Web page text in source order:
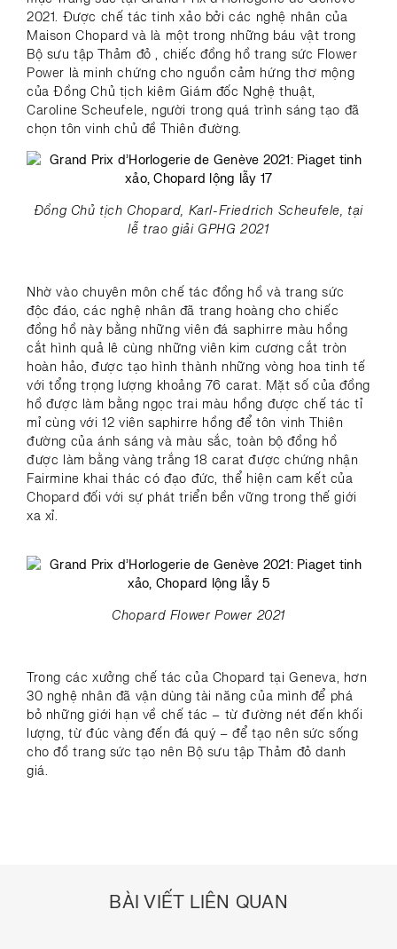
2021. Được chế tác tinh xảo bởi các nghệ nhân của
Maison Chopard và là một trong những báu vật trong
Bộ sưu tập Thảm đỏ , chiếc đồng hồ trang sức Flower
Power là minh chứng cho nguồn cảm hứng thơ mộng
của Đồng Chủ tịch kiêm Giám đốc Nghệ thuật,
Caroline Scheufele, người trong quá trình sáng tạo đã
chọn tôn vinh chủ đề Thiên đường.
Đồng Chủ tịch Chopard, Karl-Friedrich Scheufele, tại
lễ trao giải GPHG 2021
Nhờ vào chuyên môn chế tác đồng hồ và trang sức
độc đáo, các nghệ nhân đã trang hoàng cho chiếc
đồng hồ này bằng những viên đá saphirre màu hồng
cắt hình quả lê cùng những viên kim cương cắt tròn
hoàn hảo, được tạo hình thành những vòng hoa tinh tế
với tổng trọng lượng khoảng 76 carat. Mặt số của đồng
hồ được làm bằng ngọc trai màu hồng được chế tác tỉ
mỉ cùng với 12 viên saphirre hồng để tôn vinh Thiên
đường của ánh sáng và màu sắc, toàn bộ đồng hồ
được làm bằng vàng trắng 18 carat được chứng nhận
Fairmine khai thác có đạo đức, thể hiện cam kết của
Chopard đối với sự phát triển bền vững trong thế giới
xa xỉ.
Chopard Flower Power 2021
Trong các xưởng chế tác của Chopard tại Geneva, hơn
30 nghệ nhân đã vận dùng tài năng của mình để phá
bỏ những giới hạn về chế tác – từ đường nét đến khối
lượng, từ đúc vàng đến đá quý – để tạo nên sức sống
cho đồ trang sức tạo nên Bộ sưu tập Thảm đỏ danh
giá.
BÀI VIẾT LIÊN QUAN